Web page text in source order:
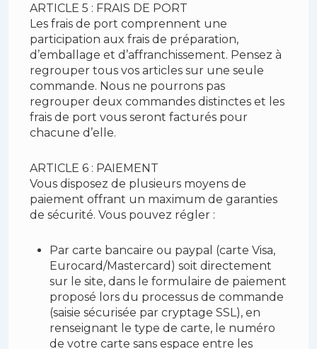
ARTICLE 5 : FRAIS DE PORT
Les frais de port comprennent une
participation aux frais de préparation,
d’emballage et d’affranchissement. Pensez à
regrouper tous vos articles sur une seule
commande. Nous ne pourrons pas
regrouper deux commandes distinctes et les
frais de port vous seront facturés pour
chacune d’elle.
ARTICLE 6 : PAIEMENT
Vous disposez de plusieurs moyens de
paiement offrant un maximum de garanties
de sécurité. Vous pouvez régler :
Par carte bancaire ou paypal (carte Visa,
Eurocard/Mastercard) soit directement
sur le site, dans le formulaire de paiement
proposé lors du processus de commande
(saisie sécurisée par cryptage SSL), en
renseignant le type de carte, le numéro
de votre carte sans espace entre les